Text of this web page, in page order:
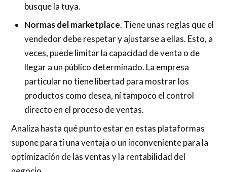
busque la tuya.
Normas del marketplace. Tiene unas reglas que el
vendedor debe respetar y ajustarse a ellas. Esto, a
veces, puede limitar la capacidad de venta o de
llegar a un público determinado. La empresa
particular no tiene libertad para mostrar los
productos como desea, ni tampoco el control
directo en el proceso de ventas.
Analiza hasta qué punto estar en estas plataformas
supone para ti una ventaja o un inconveniente para la
optimización de las ventas y la rentabilidad del